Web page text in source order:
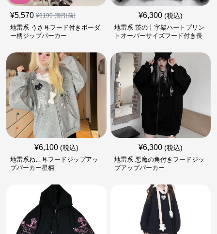
¥5,570 ¥6190(割引前)
地雷系 うさ耳フード付きボーダ
ー柄ジップパーカー
¥6,300 (税込)
地雷系 茨の十字架ハートプリン
トオーバーサイズフード付き長
¥6,100 (税込)
地雷系ねこ耳フードジップアッ
プパーカー星柄
¥6,300 (税込)
地雷系 悪魔の角付きフードジッ
プアップパーカー